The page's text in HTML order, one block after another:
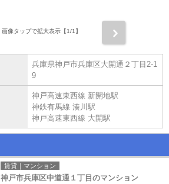
画像タップで拡大表示【1/1】
兵庫県神戸市兵庫区大開通２丁目2-1
9
神戸高速東西線 新開地駅
神鉄有馬線 湊川駅
神戸高速東西線 大開駅
賃貸｜マンション
神戸市兵庫区中道通１丁目のマンション